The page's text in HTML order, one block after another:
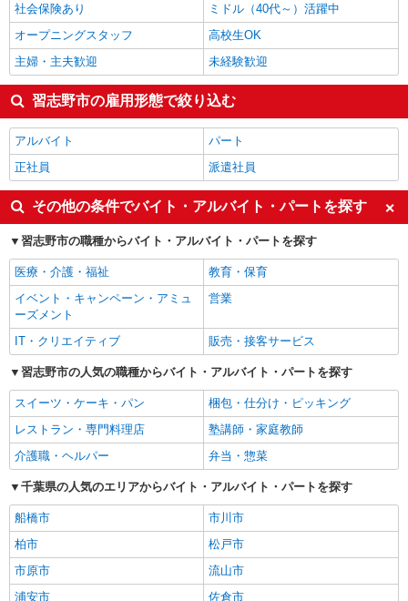
社会保険あり
ミドル（40代～）活躍中
オープニングスタッフ
高校生OK
主婦・主夫歓迎
未経験歓迎
習志野市の雇用形態で絞り込む
アルバイト
パート
正社員
派遣社員
その他の条件でバイト・アルバイト・パートを探す
習志野市の職種からバイト・アルバイト・パートを探す
医療・介護・福祉
教育・保育
イベント・キャンペーン・アミュ
ーズメント
営業
IT・クリエイティブ 販売・接客サービス
習志野市の人気の職種からバイト・アルバイト・パートを探す
スイーツ・ケーキ・パン
梱包・仕分け・ピッキング
レストラン・専門料理店
塾講師・家庭教師
介護職・ヘルパー
弁当・惣菜
千葉県の人気のエリアからバイト・アルバイト・パートを探す
船橋市
市川市
柏市
松戸市
市原市
流山市
浦安市
佐倉市